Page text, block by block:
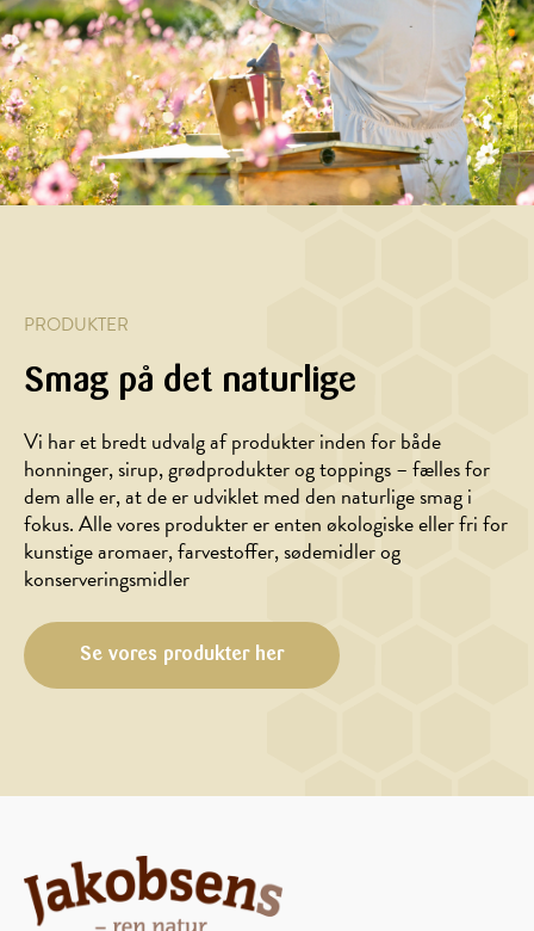
og
honning
appelsin
DRIKKE
Honningmilkshake
MORGENMAD
Grøn
smoothie
PRODUKTER
Smag på det naturlige
Vi har et bredt udvalg af produkter inden for både
honninger, sirup, grødprodukter og toppings – fælles for
dem alle er, at de er udviklet med den naturlige smag i
fokus. Alle vores produkter er enten økologiske eller fri for
kunstige aromaer, farvestoffer, sødemidler og
konserveringsmidler
Se vores produkter her